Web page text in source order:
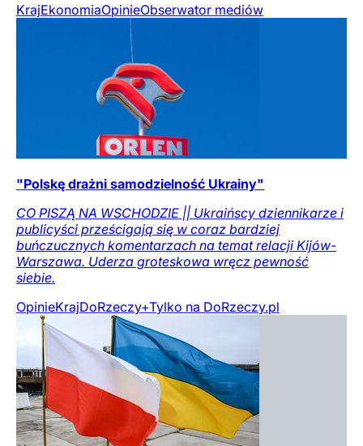
KrajEkonomiaOpinieObserwator mediów
"Polskę drażni samodzielność Ukrainy"
CO PISZĄ NA WSCHODZIE || Ukraińscy dziennikarze i
publicyści prześcigają się w coraz bardziej
buńczucznych komentarzach na temat relacji Kijów-
Warszawa. Uderza groteskowa wręcz pewność
siebie.
OpinieKrajDoRzeczy+Tylko na DoRzeczy.pl